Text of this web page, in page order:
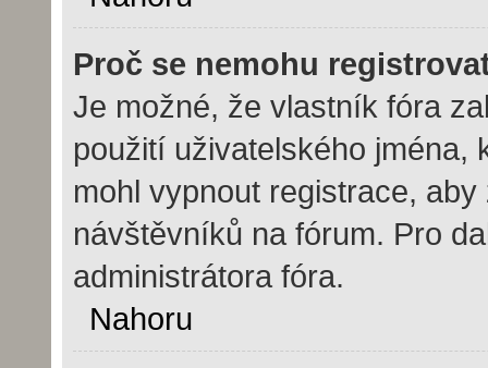
Proč se nemohu
Je možné, že vlastník fóra
použití uživatelského jména,
mohl vypnout registrace,
návštěvníků na fórum. Pro
administrátora fóra.
Nahoru